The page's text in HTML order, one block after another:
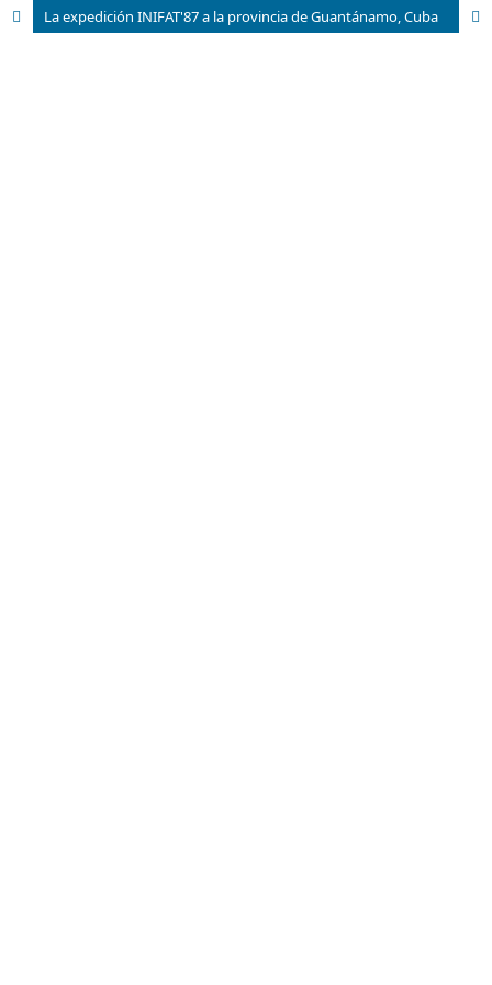
La expedición INIFAT'87 a la provincia de Guantánamo, Cuba